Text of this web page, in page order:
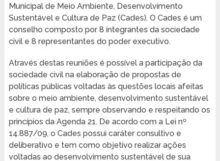
Municipal de Meio Ambiente, Desenvolvimento
Sustentável e Cultura de Paz (Cades). O Cades é um
conselho composto por 8 integrantes da sociedade
civil e 8 representantes do poder executivo.
Através destas reuniões é possível a participação da
sociedade civil na elaboração de propostas de
políticas públicas voltadas às questões locais afeitas
sobre o meio ambiente, desenvolvimento sustentável
e cultura de paz, sempre observando e respeitando os
princípios da Agenda 21. De acordo com a Lei nº
14.887/09, o Cades possui caráter consultivo e
deliberativo e tem como objetivo realizar ações
voltadas ao desenvolvimento sustentável de sua